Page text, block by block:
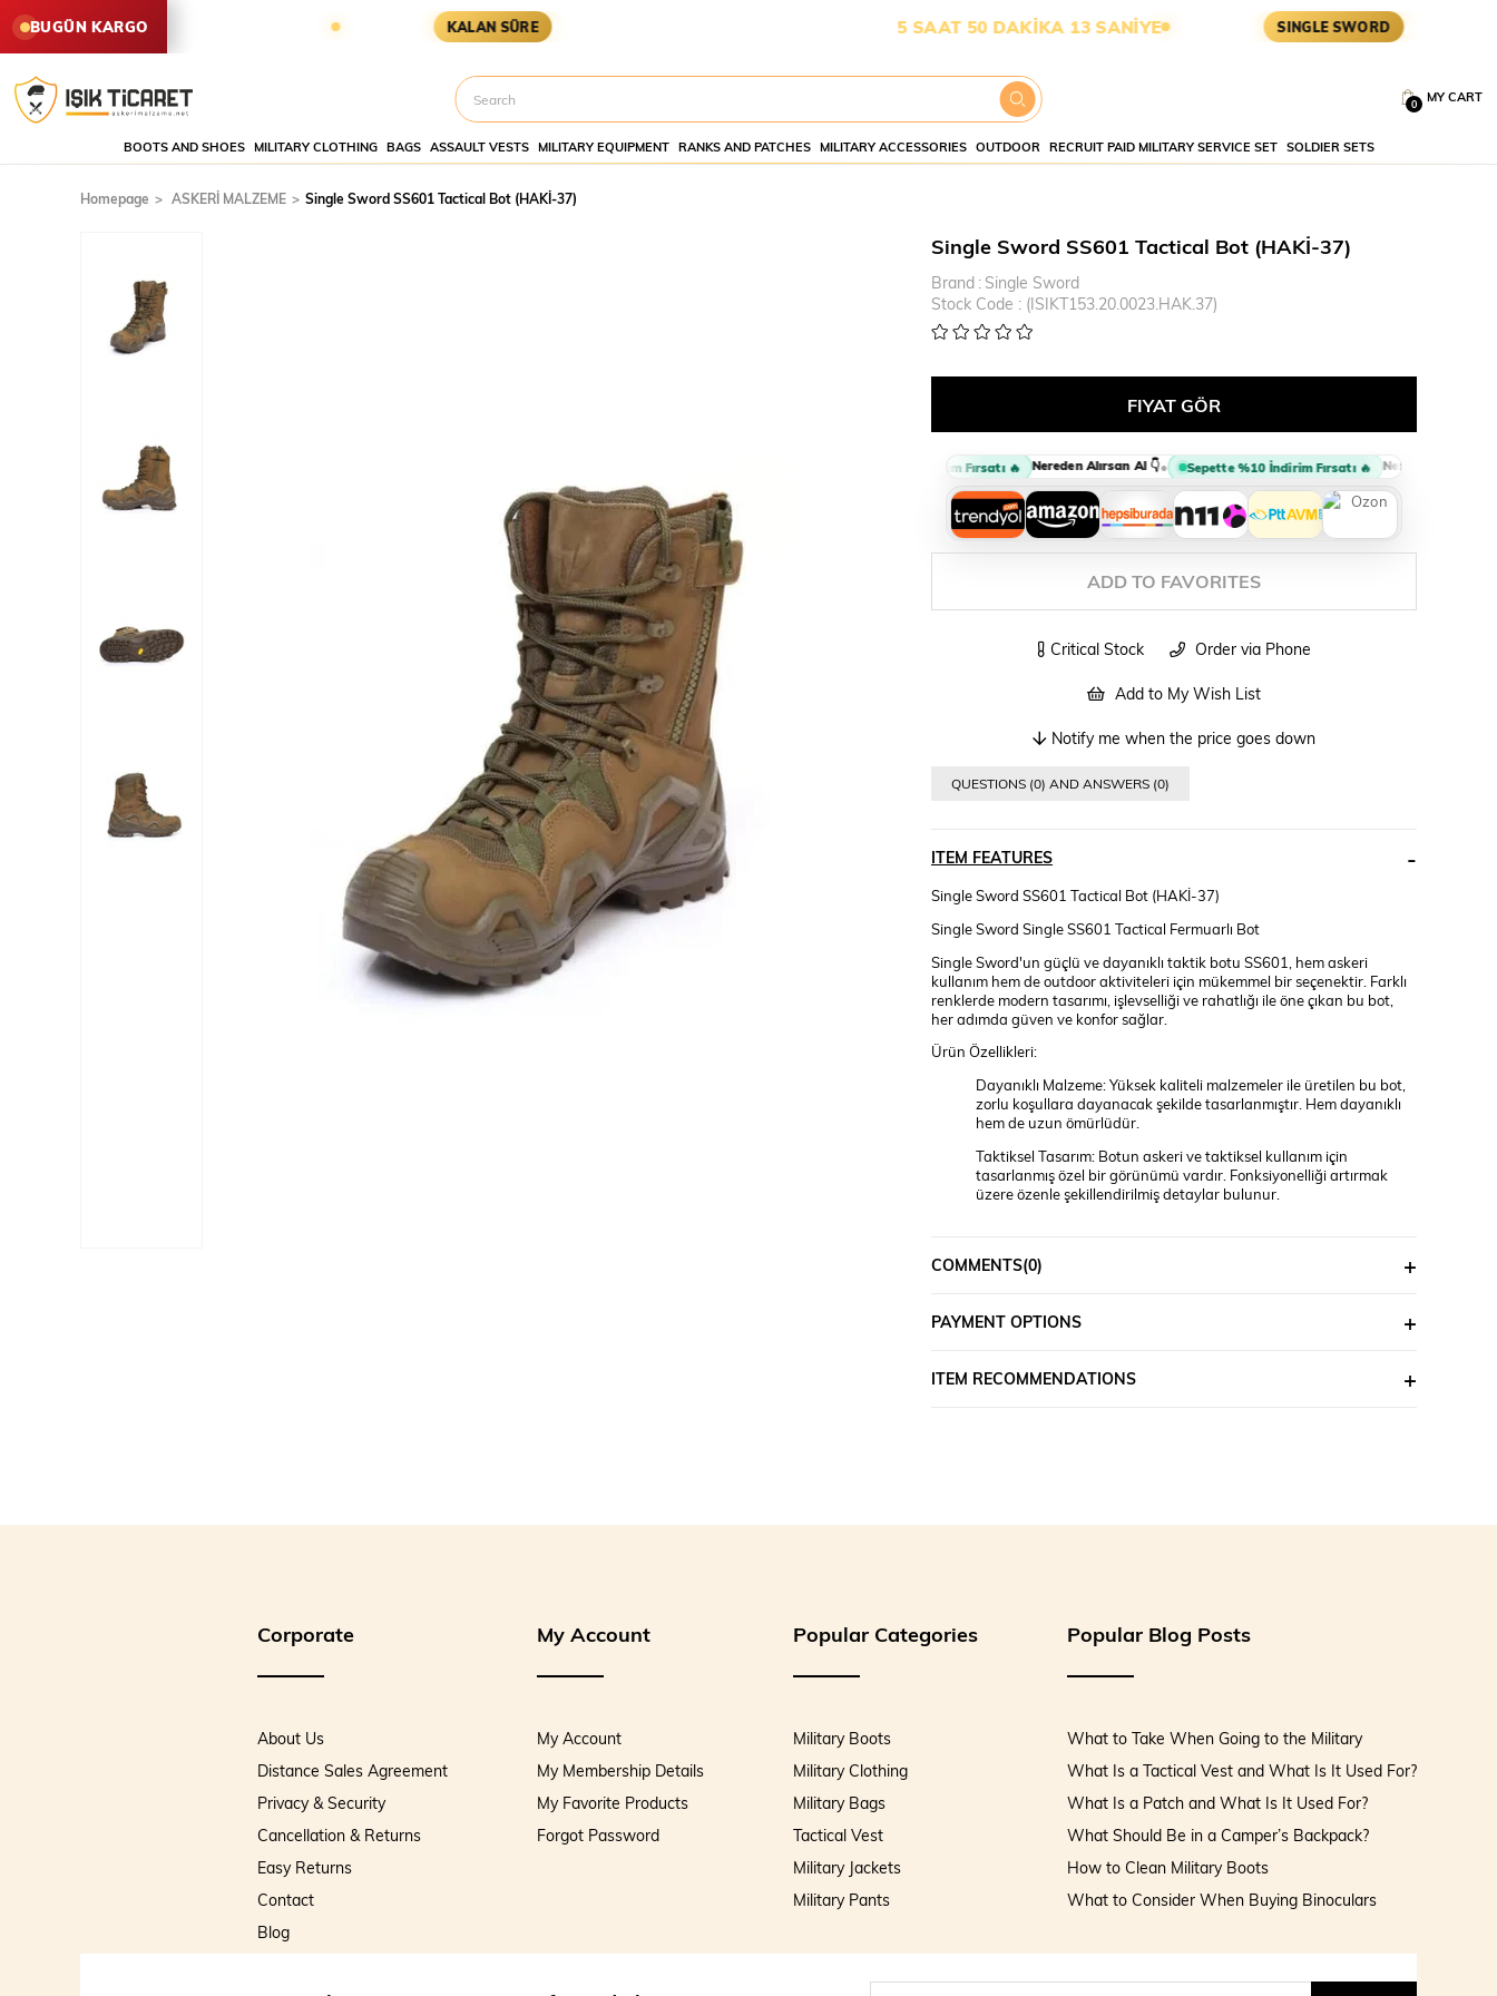
BUGÜN KARGOAYNI GÜN KARGODA KALAN SÜRE KARGOYA YETİŞMESİ İÇİN KALAN SÜRE: 5 SAAT 50 DAKİKA 12 SANİYE SINGLE SWORD ASKERİ
MY CART
0
BOOTS AND SHOES MILITARY CLOTHING BAGS ASSAULT VESTS MILITARY EQUIPMENT RANKS AND PATCHES MILITARY ACCESSORIES OUTDOOR RECRUIT PAID MILITARY SERVICE SET SOLDIER SETS
Homepage ASKERİ MALZEME Single Sword SS601 Tactical Bot (HAKİ-37)
Single Sword SS601 Tactical Bot (HAKİ-37)
Brand : Single Sword
Stock Code
(ISIKT153.20.0023.HAK.37)
Sepette %10 İndirim Fırsatı 🔥 Nereden Alırsan Al 👇• Sepette %10 İndirim Fırsatı 🔥 Nereden Alırsan Al 👇
ADD TO FAVORITES
Critical Stock Order via Phone
Add to My Wish List
Notify me when the price goes down
QUESTIONS (0) AND ANSWERS (0)
ITEM FEATURES
Single Sword SS601 Tactical Bot (HAKİ-37)
Single Sword Single SS601 Tactical Fermuarlı Bot
Single Sword'un güçlü ve dayanıklı taktik botu SS601, hem askeri
kullanım hem de outdoor aktiviteleri için mükemmel bir seçenektir. Farklı
renklerde modern tasarımı, işlevselliği ve rahatlığı ile öne çıkan bu bot,
her adımda güven ve konfor sağlar.
Ürün Özellikleri:
Dayanıklı Malzeme: Yüksek kaliteli malzemeler ile üretilen bu bot,
zorlu koşullara dayanacak şekilde tasarlanmıştır. Hem dayanıklı
hem de uzun ömürlüdür.
Taktiksel Tasarım: Botun askeri ve taktiksel kullanım için
tasarlanmış özel bir görünümü vardır. Fonksiyonelliği artırmak
üzere özenle şekillendirilmiş detaylar bulunur.
destek ve rahatlık sunar.
sayesinde botları kolayca giyip çıkarabilirsiniz. Aynı zamanda
Çeşitli Kullanım Alanları: Hem askeri amaçlarla hem de outdoor
aktiviteleri için idealdir. Kamp, doğa yürüyüşleri, avcılık gibi
gelir!
Yapısı: Enjeksiyon Taban
COMMENTS(0)
PAYMENT OPTIONS
ITEM RECOMMENDATIONS
Corporate
About Us
Distance Sales Agreement
Privacy & Security
Cancellation & Returns
Easy Returns
Contact
Blog
My Account
My Account
My Membership Details
My Favorite Products
Forgot Password
Popular Categories
Military Boots
Military Clothing
Military Bags
Tactical Vest
Military Jackets
Military Pants
Popular Blog Posts
What to Take When Going to the Military
What Is a Tactical Vest and What Is It Used For?
What Is a Patch and What Is It Used For?
What Should Be in a Camper’s Backpack?
How to Clean Military Boots
What to Consider When Buying Binoculars